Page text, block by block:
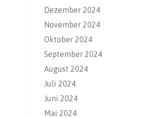
Dezember 2024
November 2024
Oktober 2024
September 2024
August 2024
Juli 2024
Juni 2024
Mai 2024